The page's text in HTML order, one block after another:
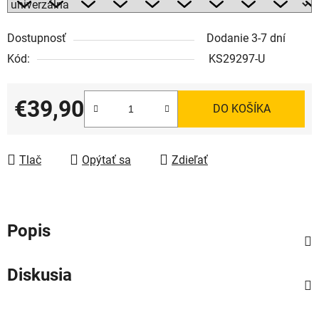
Dostupnosť
Dodanie 3-7 dní
Kód:
KS29297-U
€39,90
Jednotková cena:
DO KOŠÍKA
Tlač Opýtať sa Zdieľať
Popis
Diskusia